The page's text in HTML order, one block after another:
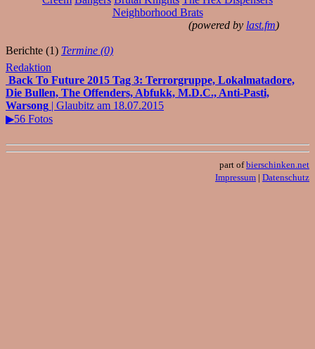
Neighborhood Brats
(powered by last.fm)
Berichte (1) Termine (0)
Redaktion
Back To Future 2015 Tag 3: Terrorgruppe, Lokalmatadore,
Die Bullen, The Offenders, Abfukk, M.D.C., Anti-Pasti,
Warsong | Glaubitz am 18.07.2015
▶56 Fotos
part ofbierschinken.net
Impressum | Datenschutz